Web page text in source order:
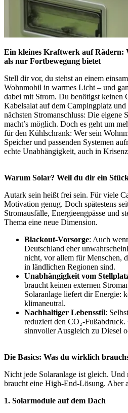
Ein kleines Kraftwerk auf Rädern:
als nur Fortbewegung bietet
Stell dir vor, du stehst an einem
Wohnmobil in warmes Licht – und
dabei mit Strom. Du benötigst keinen
Kabelsalat auf dem Campingplatz
nächsten Stromanschluss: Die eigene
macht’s möglich. Doch es geht um
für den Kühlschrank: Wer sein
Speicher und passenden Systemen
echte Unabhängigkeit, auch in
Warum Solar? Weil du dir ein
Autark sein heißt frei sein. Für viele
Motivation genug. Doch spätestens
Stromausfälle, Energieengpässe und
Thema eine neue Dimension.
Blackout-Vorsorge: Auch
Deutschland eher
nicht, vor allem für Menschen,
in ländlichen Regionen sind.
Unabhängigkeit vom
braucht keinen externen
Solaranlage liefert dir Energie:
klimaneutral.
Nachhaltiger Lebensstil:
reduziert den CO₂-Fußabdruck.
sinnvoller Ausgleich zu Diesel
Die Basics: Was du wirklich
Nicht jede Solaranlage ist gleich. Und
braucht eine High-End-Lösung. Aber
1. Solarmodule auf dem Dach